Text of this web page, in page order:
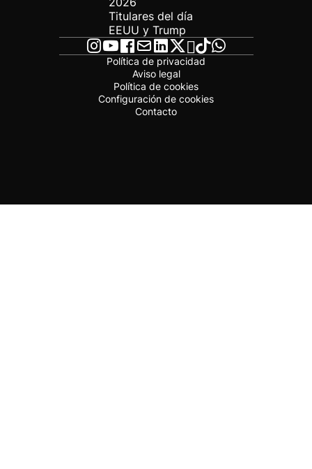
Titulares del día
EEUU y Trump
Política de privacidad
Aviso legal
Política de cookies
Configuración de cookies
Contacto